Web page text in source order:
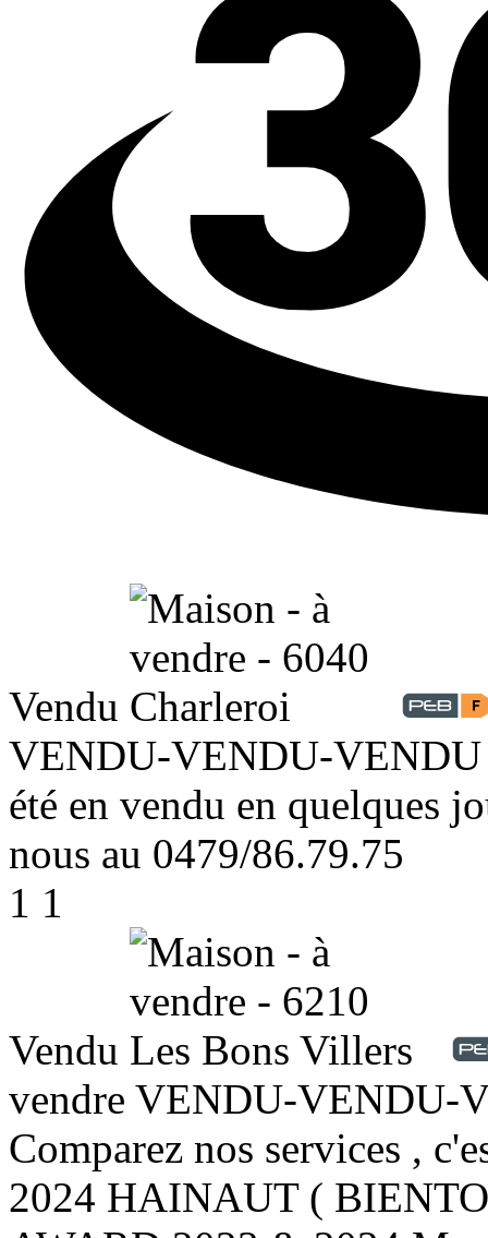
Vendu
VENDU-VENDU-VENDU
été en vendu en quelques
nous au 0479/86.79.75
1 1
Vendu
vendre VENDU-VENDU-
Comparez nos services ,
2024 HAINAUT (